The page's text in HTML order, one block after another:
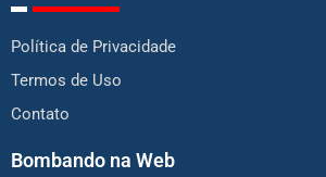
Política de Privacidade
Termos de Uso
Contato
Bombando na Web